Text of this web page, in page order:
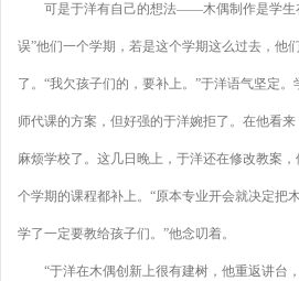
可是于洋有自己的想法——木偶制作是学生
误”他们一个学期，若是这个学期这么过去，他
了。“我欠孩子们的，要补上。”于洋语气坚定
师代课的方案，但好强的于洋婉拒了。在他看
麻烦学校了。这几日晚上，于洋还在修改教案
个学期的课程都补上。“原本专业开会就决定把
学了一定要教给孩子们。”他念叨着。
“于洋在木偶创新上很有建树，他重返讲台